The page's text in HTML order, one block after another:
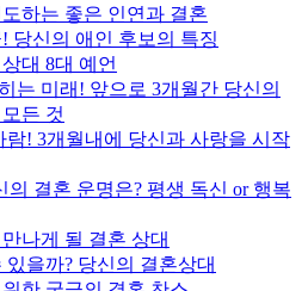
하는 좋은 인연과 결혼
당신의 애인 후보의 특징
대 8대 예언
는 미래! 앞으로 3개월간 당신의
든 것
람! 3개월내에 당신과 사랑을 시작
의 결혼 운명은? 평생 독신 or 행복
나게 될 결혼 상대
있을까? 당신의 결혼상대